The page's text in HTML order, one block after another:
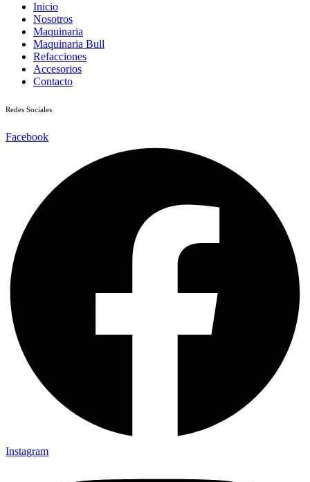
Inicio
Nosotros
Maquinaria
Maquinaria Bull
Refacciones
Accesorios
Contacto
Redes Sociales
Facebook
Instagram